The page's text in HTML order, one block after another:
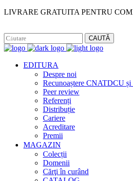
LIVRARE GRATUITA PENTRU
CAUTĂ
EDITURA
Despre noi
Recunoaștere CNATDCU
Peer review
Referenți
Distribuție
Cariere
Acreditare
Premii
MAGAZIN
Colecții
Domenii
Cărţi în curând